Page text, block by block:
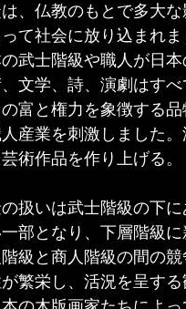
、仏教のもとで多大
て社会に放り込まれま
の武士階級や職人が日
文学、詩、演劇はす
富と権力を象徴する
人産業を刺激しました
術作品を作り上げる。
扱いは武士階級の下
部となり、下層階級
級と商人階級の間の
繁栄し、活況を呈す